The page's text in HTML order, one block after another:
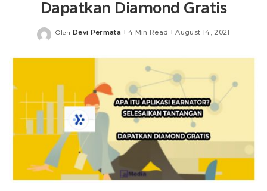
Dapatkan Diamond Gratis
Posted
Oleh Devi Permata 4 Min Read August 14, 2021